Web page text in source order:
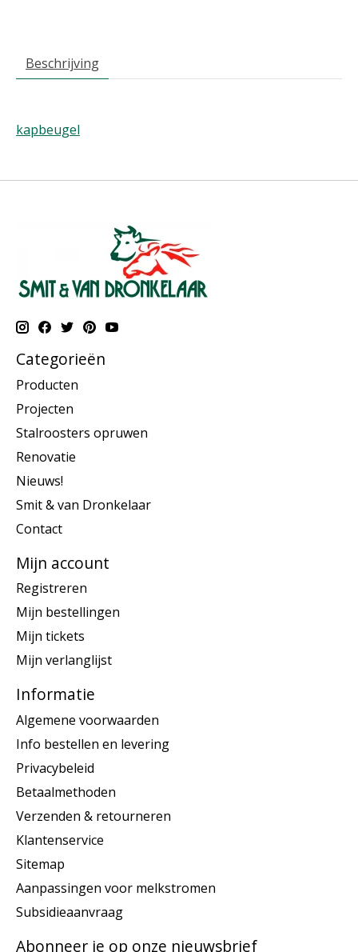
Beschrijving
kapbeugel
Categorieën
Producten
Projecten
Stalroosters opruwen
Renovatie
Nieuws!
Smit & van Dronkelaar
Contact
Mijn account
Registreren
Mijn bestellingen
Mijn tickets
Mijn verlanglijst
Informatie
Algemene voorwaarden
Info bestellen en levering
Privacybeleid
Betaalmethoden
Verzenden & retourneren
Klantenservice
Sitemap
Aanpassingen voor melkstromen
Subsidieaanvraag
Abonneer je op onze nieuwsbrief